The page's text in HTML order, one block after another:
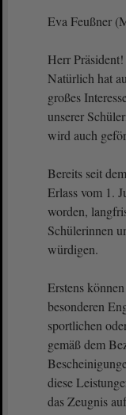
Eva Feußner
Herr
Natürlich hat
großes
unserer
wird auch
Bereits seit
Erlass vom 1.
worden,
Schülerinnen
würdigen.
Erstens
besonderen
sportlichen
gemäß dem
diese
das Zeugnis